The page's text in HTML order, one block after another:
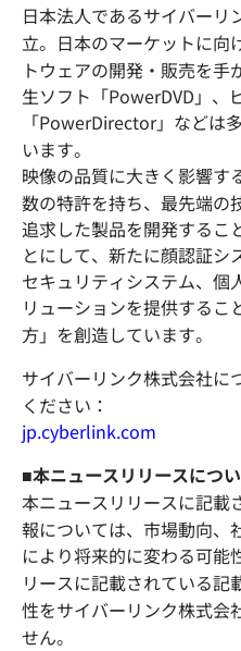
日本法人であるサイバーリ
立。日本のマーケットに向
トウェアの開発・販売を
生ソフト「PowerDVD」、
「PowerDirector」などは
います。
映像の品質に大きく影響す
数の特許を持ち、最先端の
追求した製品を開発するこ
とにして、新たに顔認証シ
セキュリティシステム、個
リューションを提供するこ
方」を創造しています。
サイバーリンク株式会社に
ください：
jp.cyberlink.com
■本ニュースリリースにつ
本ニュースリリースに記載
報については、市場動向、
により将来的に変わる可能
リースに記載されている
性をサイバーリンク株式会
せん。